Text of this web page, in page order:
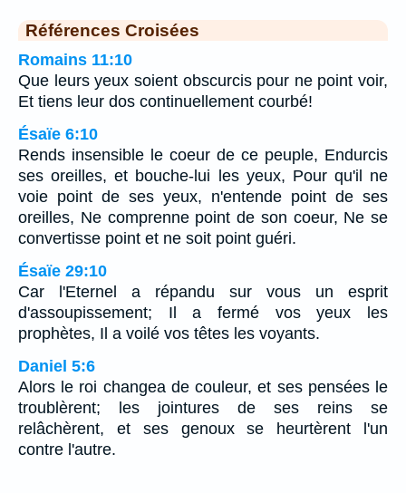
Références Croisées
Romains 11:10
Que leurs yeux soient obscurcis pour ne point voir,
Et tiens leur dos continuellement courbé!
Ésaïe 6:10
Rends insensible le coeur de ce peuple, Endurcis
ses oreilles, et bouche-lui les yeux, Pour qu'il ne
voie point de ses yeux, n'entende point de ses
oreilles, Ne comprenne point de son coeur, Ne se
convertisse point et ne soit point guéri.
Ésaïe 29:10
Car l'Eternel a répandu sur vous un esprit
d'assoupissement; Il a fermé vos yeux les
prophètes, Il a voilé vos têtes les voyants.
Daniel 5:6
Alors le roi changea de couleur, et ses pensées le
troublèrent; les jointures de ses reins se
relâchèrent, et ses genoux se heurtèrent l'un
contre l'autre.